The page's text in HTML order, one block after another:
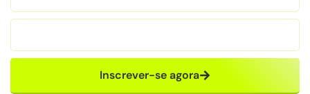
Inscrever-se agora